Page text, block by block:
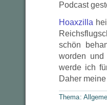
Podcast
Hoaxzilla
schön
worden
werde ich
Daher
Thema: